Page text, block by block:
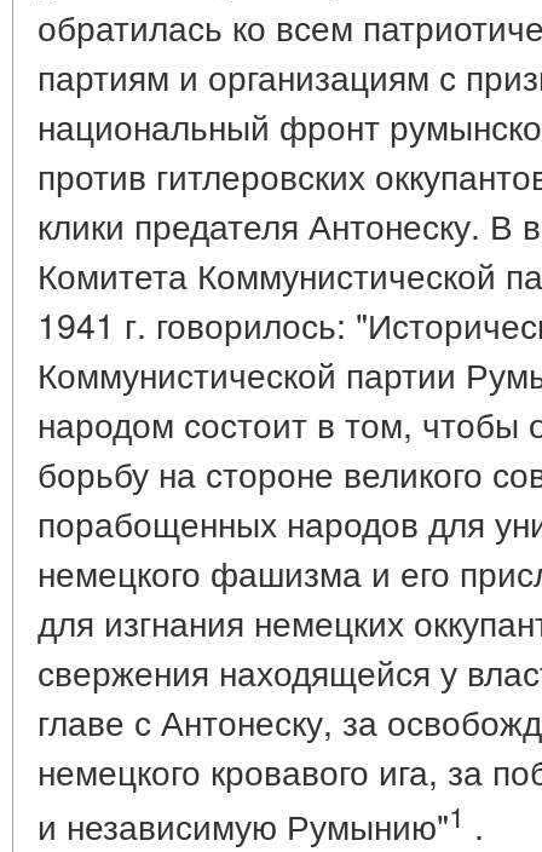
обратилась ко всем
партиям и организациям с
национальный фронт
против гитлеровских
клики предателя Антонеску. В
Комитета Коммунистической
1941 г. говорилось:
Коммунистической партии
народом состоит в том, чтобы
борьбу на стороне великого
порабощенных народов для
немецкого фашизма и его
для изгнания немецких
свержения находящейся у
главе с Антонеску, за
немецкого кровавого ига, за
и независимую Румынию"1 .